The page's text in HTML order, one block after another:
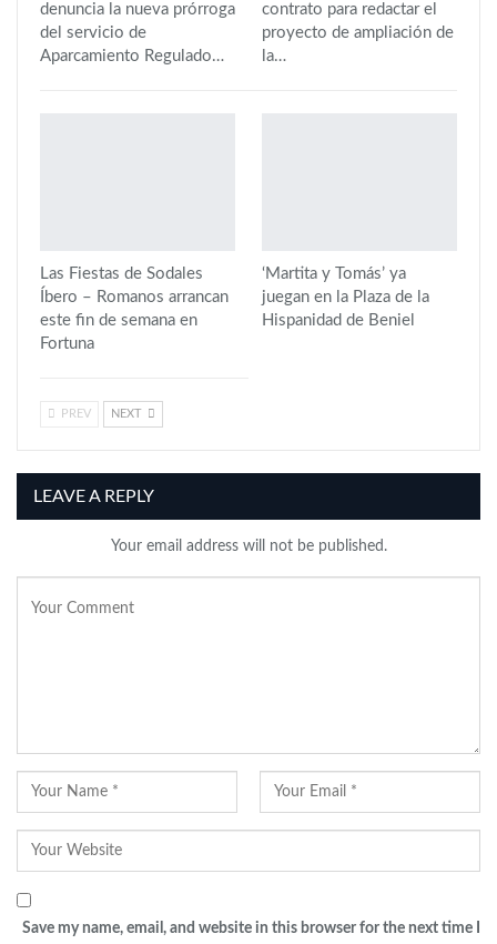
denuncia la nueva prórroga
del servicio de
Aparcamiento Regulado…
contrato para redactar el
proyecto de ampliación de
la…
Las Fiestas de Sodales
Íbero – Romanos arrancan
este fin de semana en
Fortuna
‘Martita y Tomás’ ya
juegan en la Plaza de la
Hispanidad de Beniel
PREV NEXT
LEAVE A REPLY
Your email address will not be published.
Save my name, email, and website in this browser for the next time I